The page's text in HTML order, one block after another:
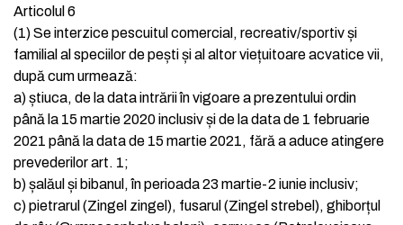
Articolul 6
(1)Se interzice pescuitul comercial, recreativ/sportiv și
familial al speciilor de pești și al altor viețuitoare acvatice vii,
după cum urmează:
a)știuca, de la data intrării în vigoare a prezentului ordin
până la 15 martie 2020 inclusiv și de la data de 1 februarie
2021 până la data de 15 martie 2021, fără a aduce atingere
prevederilor art. 1;
b)șalăul și bibanul, în perioada 23 martie-2 iunie inclusiv;
c)pietrarul (Zingel zingel), fusarul (Zingel strebel), ghiborțul